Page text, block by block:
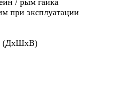
при эксплуатации
(ДхШхВ)